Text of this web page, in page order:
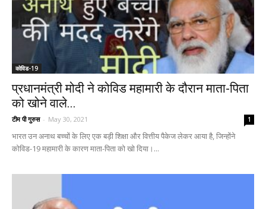
कोविड-19
प्रधानमंत्री मोदी ने कोविड महामारी के दौरान माता-पिता
को खोने वाले...
टीम पी गुरुस - May 30, 2021 1
भारत उन अनाथ बच्चों के लिए एक बड़ी शिक्षा और वित्तीय पैकेज लेकर आया है, जिन्होंने
कोविड-19 महामारी के कारण माता-पिता को खो दिया।...